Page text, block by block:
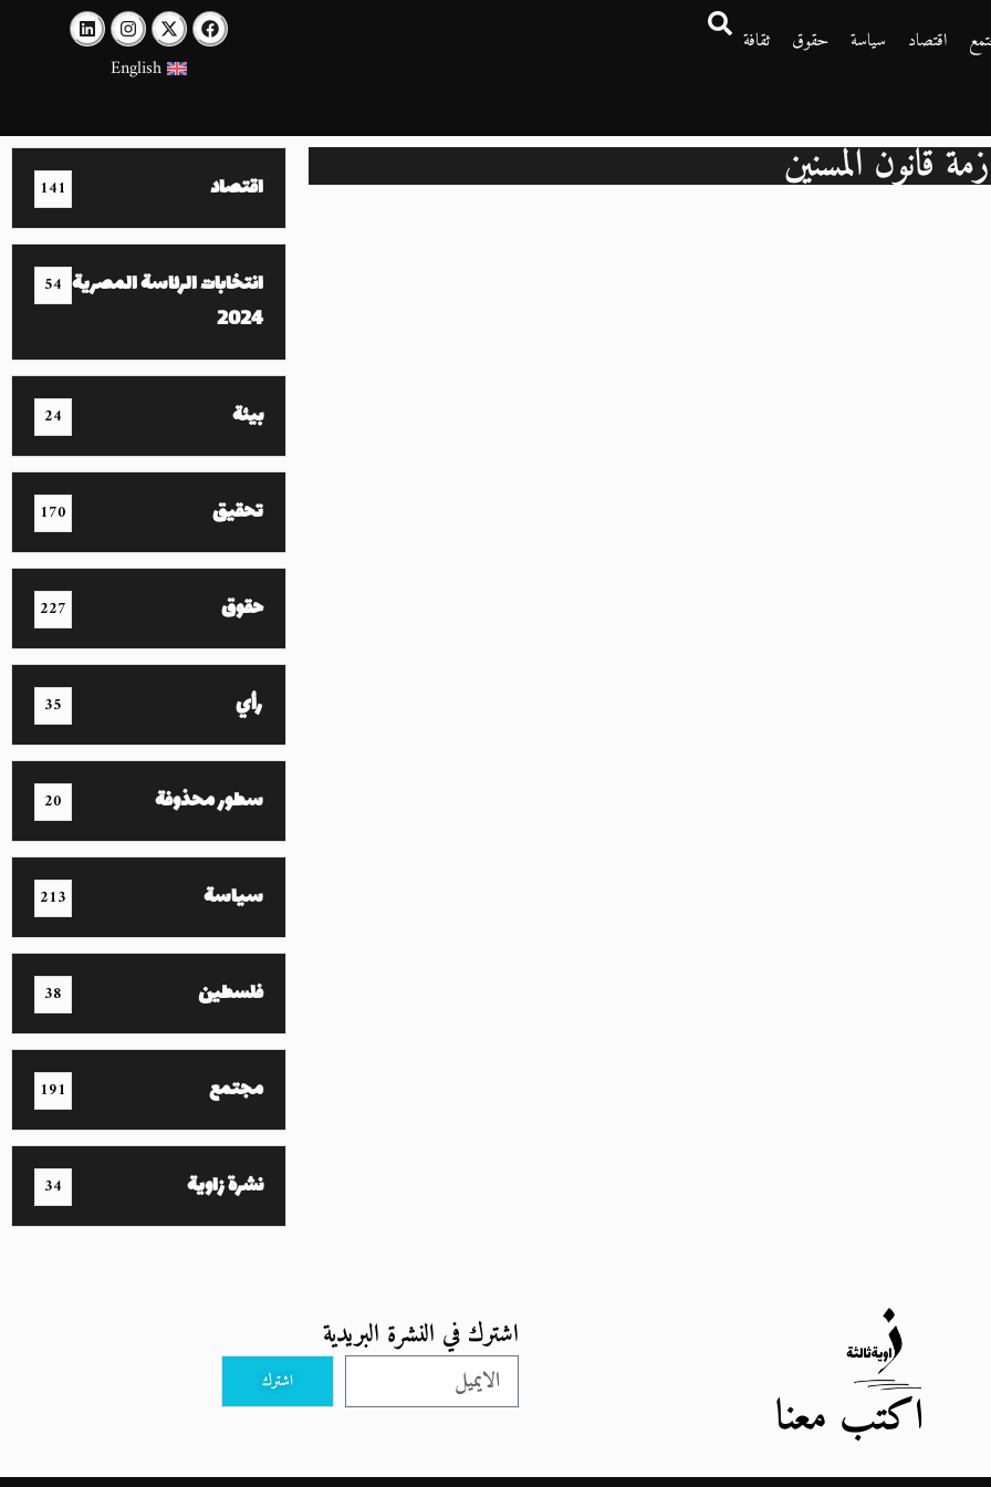
اقتصاد سياسة حقوق
ثقافة
English
قانون المسنين اقتصاد 141
انتخابات الرئاسة المصرية
2024
54
بيئة 24
تحقيق 170
حقوق 227
رأي 35
سطور محذوفة 20
سياسة 213
فلسطين 38
مجتمع 191
نشرة زاوية 34
اكتب معنا
اشترك في النشرة البريدية
اشترك